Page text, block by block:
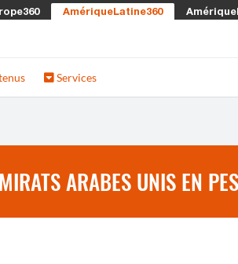
AmériqueLatine360
Services
ARABES UNIS EN